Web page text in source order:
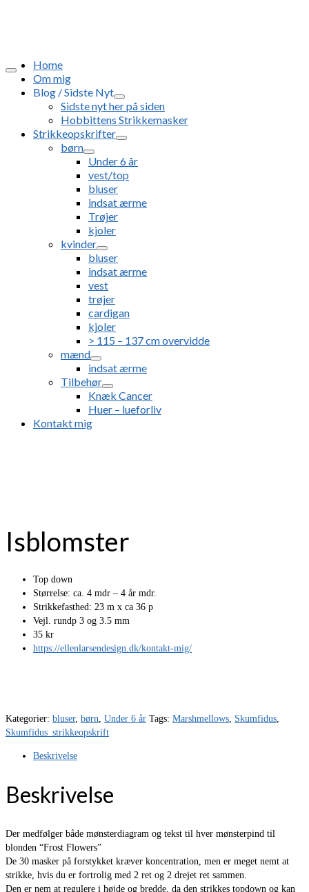
Home
Om mig
Blog / Sidste Nyt
Sidste nyt her på siden
Hobbittens Strikkemasker
Strikkeopskrifter
børn
Under 6 år
vest/top
bluser
indsat ærme
Trøjer
kjoler
kvinder
bluser
indsat ærme
vest
trøjer
cardigan
kjoler
> 115 – 137 cm overvidde
mænd
indsat ærme
Tilbehør
Knæk Cancer
Huer – lueforliv
Kontakt mig
Isblomster
Top down
Størrelse: ca. 4 mdr – 4 år mdr.
Strikkefasthed: 23 m x ca 36 p
Vejl. rundp 3 og 3.5 mm
35 kr
https://ellenlarsendesign.dk/kontakt-mig/
Kategorier: bluser, børn Under 6 år Tags: Marshmellows Skumfidus
Skumfidus_strikkeopskrift
Beskrivelse
Beskrivelse
Der medfølger både mønsterdiagram og tekst til hver mønsterpind til
blonden “Frost Flowers”
De 30 masker på forstykket kræver koncentration, men er meget nemt at
strikke, hvis du er fortrolig med 2 ret og 2 drejet ret sammen.
Den er nem at regulere i højde og bredde, da den strikkes topdown og kan